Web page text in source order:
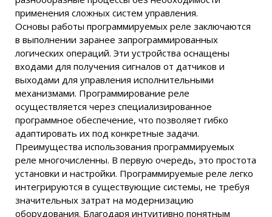
применения сложных систем управления.
Основы работы программируемых реле заключаются
в выполнении заранее запрограммированных
логических операций. Эти устройства оснащены
входами для получения сигналов от датчиков и
выходами для управления исполнительными
механизмами. Программирование реле
осуществляется через специализированное
программное обеспечение, что позволяет гибко
адаптировать их под конкретные задачи.
Преимущества использования программируемых
реле многочисленны. В первую очередь, это простота
установки и настройки. Программируемые реле легко
интегрируются в существующие системы, не требуя
значительных затрат на модернизацию
оборудования. Благодаря интуитивно понятным